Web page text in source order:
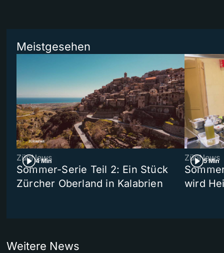
Meistgesehen
4 Min
ZüriNews
Sommer-Serie Teil 2: Ein Stück
Zürcher Oberland in Kalabrien
5 Min
ZüriNews
wird
Weitere News